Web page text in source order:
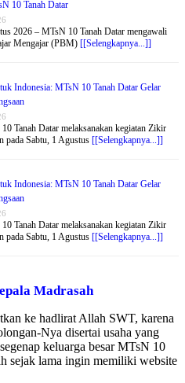
10 Tanah Datar
2026 – MTsN 10 Tanah Datar mengawali
Mengajar (PBM) [[Selengkapnya...]]
Indonesia: MTsN 10 Tanah Datar Gelar
Tanah Datar melaksanakan kegiatan Zikir
pada Sabtu, 1 Agustus [[Selengkapnya...]]
Indonesia: MTsN 10 Tanah Datar Gelar
Tanah Datar melaksanakan kegiatan Zikir
pada Sabtu, 1 Agustus [[Selengkapnya...]]
Madrasah
ke hadlirat Allah SWT, karena
Nya disertai usaha yang
keluarga besar MTsN 10
sejak lama ingin memiliki website